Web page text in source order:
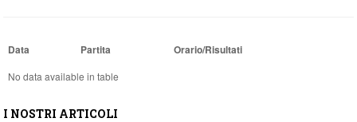
Data Partita Orario/Risultati
No data available in table
I NOSTRI ARTICOLI